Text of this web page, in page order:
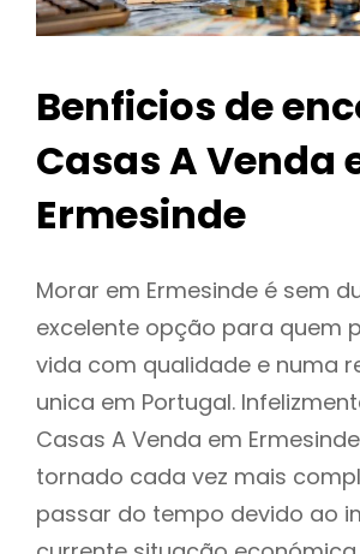
Benficios de
Casas A Venda
Ermesinde
Morar em Ermesinde é sem
excelente opção para quem
vida com qualidade e numa
unica em Portugal.
Casas A Venda em
tornado cada vez mais
passar do tempo devido ao